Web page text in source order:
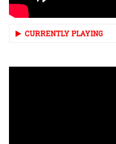
CURRENTLY PLAYING